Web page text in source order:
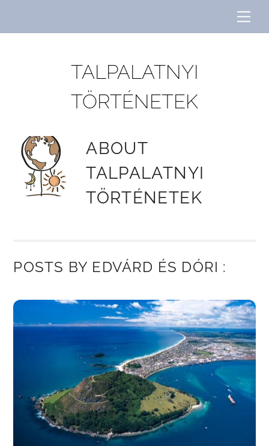
TALPALATNYI
TÖRTÉNETEK
ABOUT
TALPALATNYI
TÖRTÉNETEK
POSTS BY EDVÁRD ÉS DÓRI :